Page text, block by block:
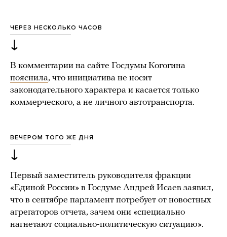
ЧЕРЕЗ НЕСКОЛЬКО ЧАСОВ
↓
В комментарии на сайте Госдумы Когогина
пояснила, что инициатива не носит
законодательного характера и касается только
коммерческого, а не личного автотранспорта.
ВЕЧЕРОМ ТОГО ЖЕ ДНЯ
↓
Первый заместитель руководителя фракции
«Единой России» в Госдуме Андрей Исаев заявил,
что в сентябре парламент потребует от новостных
агрегаторов отчета, зачем они «специально
нагнетают социально-политическую ситуацию».